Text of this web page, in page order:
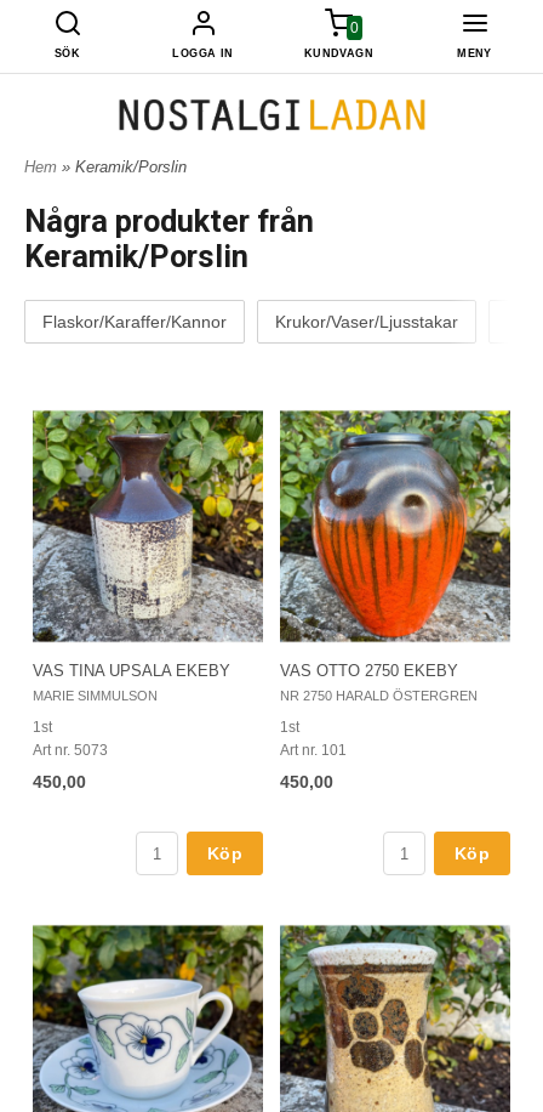
SÖK LOGGA IN
0
KUNDVAGN MENY
Hem » Keramik/Porslin
Några produkter från
Keramik/Porslin
Flaskor/Karaffer/Kannor Krukor/Vaser/Ljusstakar
VAS TINA UPSALA EKEBY
MARIE SIMMULSON
1st
Art nr. 5073
450,00
Köp
VAS OTTO 2750 EKEBY
NR 2750 HARALD ÖSTERGREN
1st
Art nr. 101
450,00
Köp